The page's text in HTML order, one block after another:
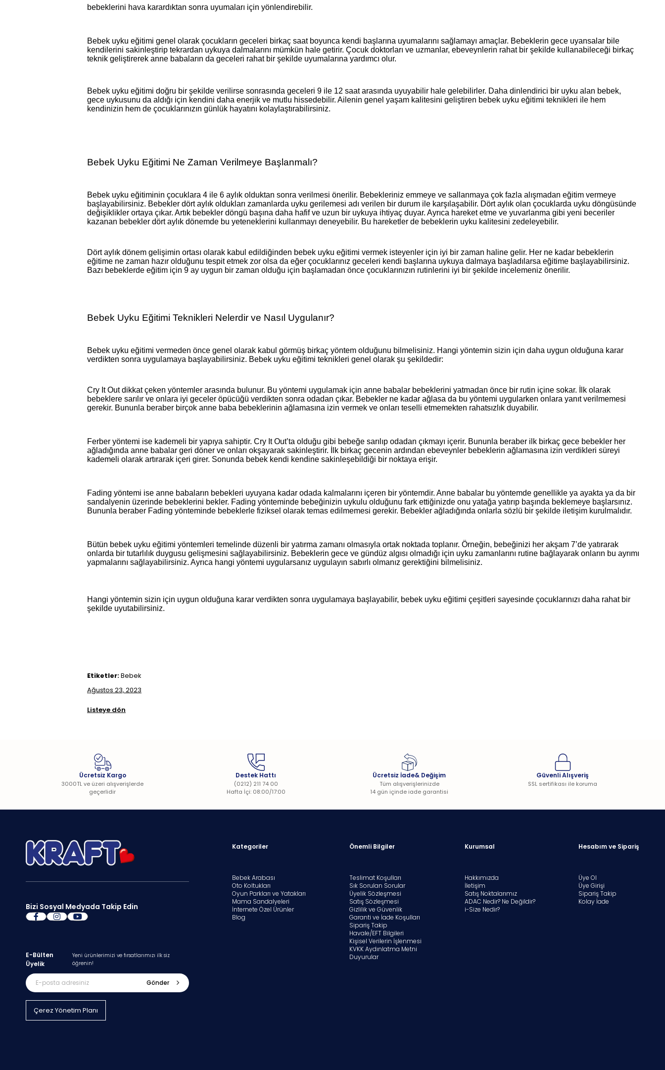
bebeklerini hava karardıktan sonra uyumaları için yönlendirebilir.
Bebek uyku eğitimi genel olarak çocukların geceleri birkaç saat boyunca kendi başlarına uyumalarını sağlamayı amaçlar. Bebeklerin gece uyansalar bile
kendilerini sakinleştirip tekrardan uykuya dalmalarını mümkün hale getirir. Çocuk doktorları ve uzmanlar, ebeveynlerin rahat bir şekilde kullanabileceği birkaç
teknik geliştirerek anne babaların da geceleri rahat bir şekilde uyumalarına yardımcı olur.
Bebek uyku eğitimi doğru bir şekilde verilirse sonrasında geceleri 9 ile 12 saat arasında uyuyabilir hale gelebilirler. Daha dinlendirici bir uyku alan bebek,
gece uykusunu da aldığı için kendini daha enerjik ve mutlu hissedebilir. Ailenin genel yaşam kalitesini geliştiren bebek uyku eğitimi teknikleri ile hem
kendinizin hem de çocuklarınızın günlük hayatını kolaylaştırabilirsiniz.
Bebek Uyku Eğitimi Ne Zaman Verilmeye Başlanmalı?
Bebek uyku eğitiminin çocuklara 4 ile 6 aylık olduktan sonra verilmesi önerilir. Bebekleriniz emmeye ve sallanmaya çok fazla alışmadan eğitim vermeye
başlayabilirsiniz. Bebekler dört aylık oldukları zamanlarda uyku gerilemesi adı verilen bir durum ile karşılaşabilir. Dört aylık olan çocuklarda uyku döngüsünde
değişiklikler ortaya çıkar. Artık bebekler döngü başına daha hafif ve uzun bir uykuya ihtiyaç duyar. Ayrıca hareket etme ve yuvarlanma gibi yeni beceriler
kazanan bebekler dört aylık dönemde bu yeteneklerini kullanmayı deneyebilir. Bu hareketler de bebeklerin uyku kalitesini zedeleyebilir.
Dört aylık dönem gelişimin ortası olarak kabul edildiğinden bebek uyku eğitimi vermek isteyenler için iyi bir zaman haline gelir. Her ne kadar bebeklerin
eğitime ne zaman hazır olduğunu tespit etmek zor olsa da eğer çocuklarınız geceleri kendi başlarına uykuya dalmaya başladılarsa eğitime başlayabilirsiniz.
Bazı bebeklerde eğitim için 9 ay uygun bir zaman olduğu için başlamadan önce çocuklarınızın rutinlerini iyi bir şekilde incelemeniz önerilir.
Bebek Uyku Eğitimi Teknikleri Nelerdir ve Nasıl Uygulanır?
Bebek uyku eğitimi vermeden önce genel olarak kabul görmüş birkaç yöntem olduğunu bilmelisiniz. Hangi yöntemin sizin için daha uygun olduğuna karar
verdikten sonra uygulamaya başlayabilirsiniz. Bebek uyku eğitimi teknikleri genel olarak şu şekildedir:
Cry It Out dikkat çeken yöntemler arasında bulunur. Bu yöntemi uygulamak için anne babalar bebeklerini yatmadan önce bir rutin içine sokar. İlk olarak
bebeklere sarılır ve onlara iyi geceler öpücüğü verdikten sonra odadan çıkar. Bebekler ne kadar ağlasa da bu yöntemi uygularken onlara yanıt verilmemesi
gerekir. Bununla beraber birçok anne baba bebeklerinin ağlamasına izin vermek ve onları teselli etmemekten rahatsızlık duyabilir.
Ferber yöntemi ise kademeli bir yapıya sahiptir. Cry It Out’ta olduğu gibi bebeğe sarılıp odadan çıkmayı içerir. Bununla beraber ilk birkaç gece bebekler her
ağladığında anne babalar geri döner ve onları okşayarak sakinleştirir. İlk birkaç gecenin ardından ebeveynler bebeklerin ağlamasına izin verdikleri süreyi
kademeli olarak artırarak içeri girer. Sonunda bebek kendi kendine sakinleşebildiği bir noktaya erişir.
Fading yöntemi ise anne babaların bebekleri uyuyana kadar odada kalmalarını içeren bir yöntemdir. Anne babalar bu yöntemde genellikle ya ayakta ya da bir
sandalyenin üzerinde bebeklerini bekler. Fading yönteminde bebeğinizin uykulu olduğunu fark ettiğinizde onu yatağa yatırıp başında beklemeye başlarsınız.
Bununla beraber Fading yönteminde bebeklerle fiziksel olarak temas edilmemesi gerekir. Bebekler ağladığında onlarla sözlü bir şekilde iletişim kurulmalıdır.
Bütün bebek uyku eğitimi yöntemleri temelinde düzenli bir yatırma zamanı olmasıyla ortak noktada toplanır. Örneğin, bebeğinizi her akşam 7’de yatırarak
onlarda bir tutarlılık duygusu gelişmesini sağlayabilirsiniz. Bebeklerin gece ve gündüz algısı olmadığı için uyku zamanlarını rutine bağlayarak onların bu ayrımı
yapmalarını sağlayabilirsiniz. Ayrıca hangi yöntemi uygularsanız uygulayın sabırlı olmanız gerektiğini bilmelisiniz.
Hangi yöntemin sizin için uygun olduğuna karar verdikten sonra uygulamaya başlayabilir, bebek uyku eğitimi çeşitleri sayesinde çocuklarınızı daha rahat bir
şekilde uyutabilirsiniz.
Etiketler:Bebek
Ağustos 23, 2023
Listeye dön
Ücretsiz Kargo
3000TL ve üzeri alışverişlerde
geçerlidir
Destek Hattı
(0212) 211 74 00
Hafta İçi: 08:00/17:00
Ücretsiz İade& Değişim
Tüm alışverişlerinizde
14 gün içinde iade garantisi
Güvenli Alışveriş
SSL sertifikası ile koruma
Bizi Sosyal Medyada Takip Edin
E-Bülten
Üyelik
Yeni ürünlerimizi ve fırsatlarımızı ilk siz
öğrenin!
Gönder
Çerez Yönetim Planı
Kategoriler
Bebek Arabası
Oto Koltukları
Oyun Parkları ve Yatakları
Mama Sandalyeleri
İnternete Özel Ürünler
Blog
Önemli Bilgiler
Teslimat Koşulları
Sık Sorulan Sorular
Üyelik Sözleşmesi
Satış Sözleşmesi
Gizlilik ve Güvenlik
Garanti ve İade Koşulları
Sipariş Takip
Havale/EFT Bilgileri
Kişisel Verilerin İşlenmesi
KVKK Aydınlatma Metni
Duyurular
Kurumsal
Hakkımızda
İletişim
Satış Noktalarımız
ADAC Nedir? Ne Değildir?
i-Size Nedir?
Hesabım ve Sipariş
Üye Ol
Üye Girişi
Sipariş Takip
Kolay İade